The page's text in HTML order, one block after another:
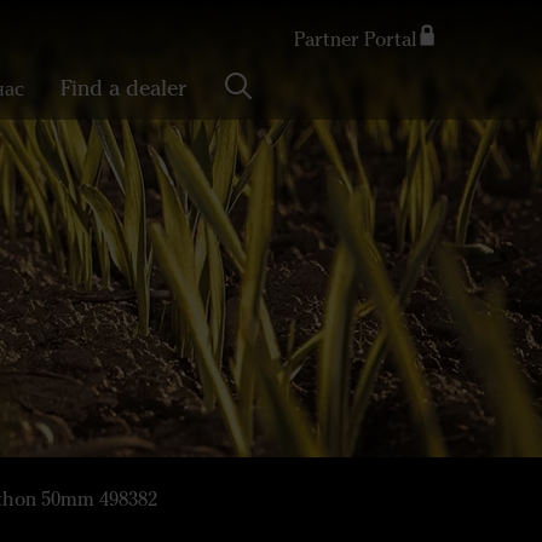
Partner Portal
Find a dealer
Search
50mm 498382